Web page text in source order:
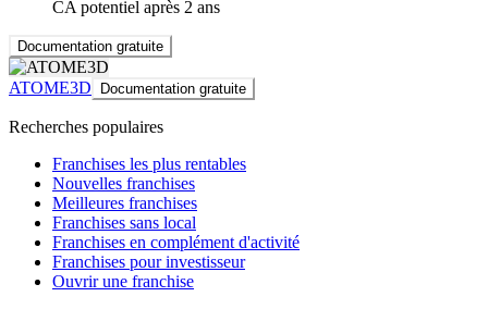
CA potentiel après 2 ans
Documentation gratuite
ATOME3D Documentation gratuite
Recherches populaires
Franchises les plus rentables
Nouvelles franchises
Meilleures franchises
Franchises sans local
Franchises en complément d'activité
Franchises pour investisseur
Ouvrir une franchise